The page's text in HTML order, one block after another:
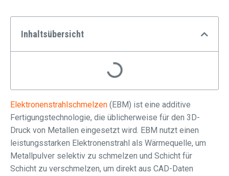
Inhaltsübersicht
Elektronenstrahlschmelzen (EBM) ist eine additive
Fertigungstechnologie, die üblicherweise für den 3D-
Druck von Metallen eingesetzt wird. EBM nutzt einen
leistungsstarken Elektronenstrahl als Wärmequelle, um
Metallpulver selektiv zu schmelzen und Schicht für
Schicht zu verschmelzen, um direkt aus CAD-Daten